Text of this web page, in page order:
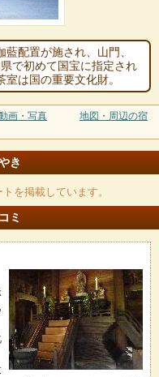
配置が施され、山門、
で初めて国宝に指定され
は国の重要文化財。
画・写真 地図・周辺の宿
き
を掲載しています。
ミ